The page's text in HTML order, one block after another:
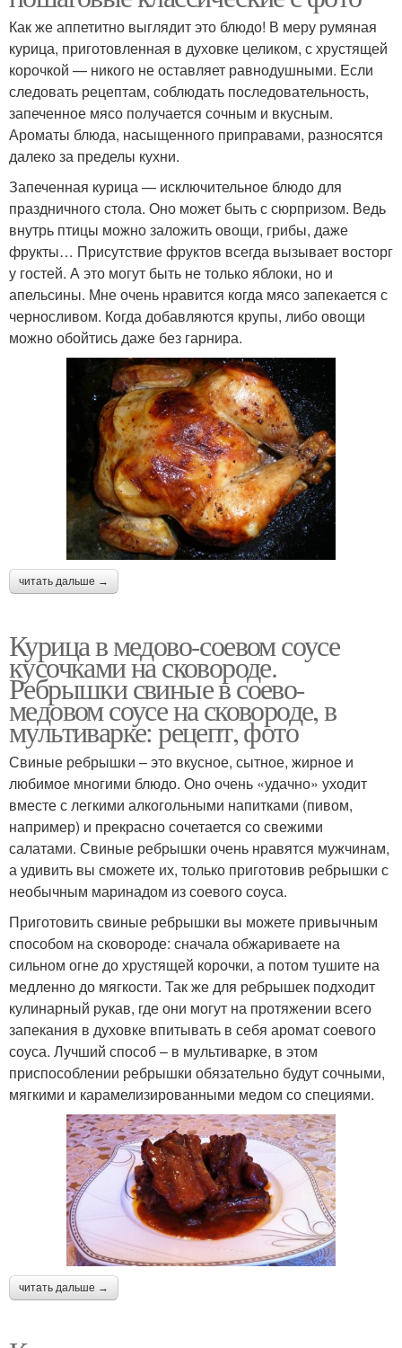
Как же аппетитно выглядит это блюдо! В меру румяная
курица, приготовленная в духовке целиком, с хрустящей
корочкой — никого не оставляет равнодушными. Если
следовать рецептам, соблюдать последовательность,
запеченное мясо получается сочным и вкусным.
Ароматы блюда, насыщенного приправами, разносятся
далеко за пределы кухни.
Запеченная курица — исключительное блюдо для
праздничного стола. Оно может быть с сюрпризом. Ведь
внутрь птицы можно заложить овощи, грибы, даже
фрукты… Присутствие фруктов всегда вызывает восторг
у гостей. А это могут быть не только яблоки, но и
апельсины. Мне очень нравится когда мясо запекается с
черносливом. Когда добавляются крупы, либо овощи
можно обойтись даже без гарнира.
читать дальше →
Курица в медово-соевом соусе
кусочками на сковороде.
Ребрышки свиные в соево-
медовом соусе на сковороде, в
мультиварке: рецепт, фото
Свиные ребрышки – это вкусное, сытное, жирное и
любимое многими блюдо. Оно очень «удачно» уходит
вместе с легкими алкогольными напитками (пивом,
например) и прекрасно сочетается со свежими
салатами. Свиные ребрышки очень нравятся мужчинам,
а удивить вы сможете их, только приготовив ребрышки с
необычным маринадом из соевого соуса.
Приготовить свиные ребрышки вы можете привычным
способом на сковороде: сначала обжариваете на
сильном огне до хрустящей корочки, а потом тушите на
медленно до мягкости. Так же для ребрышек подходит
кулинарный рукав, где они могут на протяжении всего
запекания в духовке впитывать в себя аромат соевого
соуса. Лучший способ – в мультиварке, в этом
приспособлении ребрышки обязательно будут сочными,
мягкими и карамелизированными медом со специями.
читать дальше →